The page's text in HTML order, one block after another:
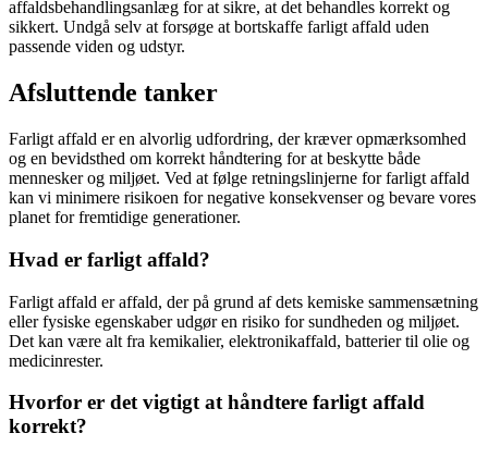
affaldsbehandlingsanlæg for at sikre, at det behandles korrekt og
sikkert. Undgå selv at forsøge at bortskaffe farligt affald uden
passende viden og udstyr.
Afsluttende tanker
Farligt affald er en alvorlig udfordring, der kræver opmærksomhed
og en bevidsthed om korrekt håndtering for at beskytte både
mennesker og miljøet. Ved at følge retningslinjerne for farligt affald
kan vi minimere risikoen for negative konsekvenser og bevare vores
planet for fremtidige generationer.
Hvad er farligt affald?
Farligt affald er affald, der på grund af dets kemiske sammensætning
eller fysiske egenskaber udgør en risiko for sundheden og miljøet.
Det kan være alt fra kemikalier, elektronikaffald, batterier til olie og
medicinrester.
Hvorfor er det vigtigt at håndtere farligt affald
korrekt?